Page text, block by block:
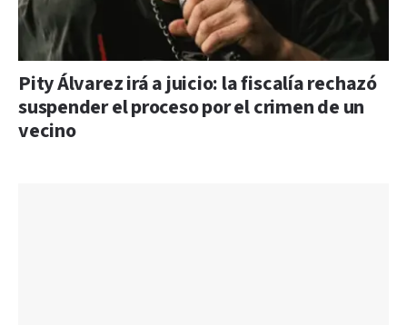
Pity Álvarez irá a juicio: la fiscalía rechazó
suspender el proceso por el crimen de un
vecino